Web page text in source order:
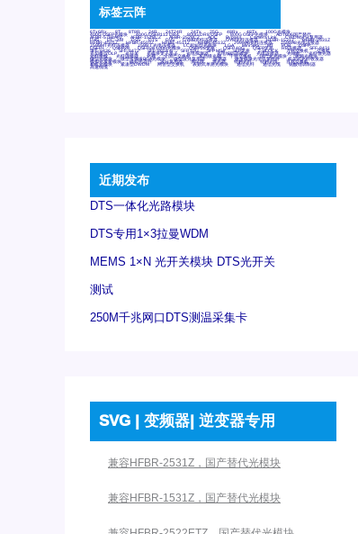
标签云阵
6Tx6Rx 8T 8T8R 24R 24T24R 24Tx 25G 48Rx 48Tx 100G光模块
400G OSFP光模块 400G QSFP112 DR4 800G DR8 OSFP 800G OSFP光模块 AD7606国产替代
AFBR-57B4APZ AFBR-1528CZ AFBR-2528CZ AOC Bypass Camera Link CWDM波分复用器
DAS DC~4M DSS DTS DVS GYMB光纤连接器 GYM光纤连接器 HFBR-1531Z HFBR-2531Z
HFBR-4501Z HFBR-4503Z HFBR-4511Z HFBR-4513Z J599A6光纤连接器 J599A8光电连接器
J599MT光纤连接器 J599Ⅰ光电连接器 LC超短型光模块 LGA Mini SAS MT POB QSFP
QSFP+ QSFP28 QSFP28 100G光模块 QSFP28笼座 QSFP 40G QSFP笼座 RP连接器 SFF-8431
SFF-8436 SFF-8472 SFF-8654 4i SFP 10G SFP MSA SFP笼座 Z-BLOCK 万兆交换机 交换机
光切换仪OLP 光开关 光模块笼子座子 光电探测器 光电编码器模块 光电连接器 光端机 光纤激光器
光纤跳线 光纤连接器 光耦 全国产交换机 军品级光耦 千兆交换机 国产化光模块 射频光模块
微型光模块 微型可插拔BGA光模块 微型波分复用器 探测器 收发模块光学引擎组件 机架式光纤收发器
模拟光发射模块 模拟光器件 波分复用器 测试版 激光器 特种光纤 特种光缆 百兆交换机
相机光模块 紧凑型DWDM 网管型交换机 表贴式单路光模块 通信光纤 通信光缆 铌酸锂调制器
高速线缆
近期发布
DTS一体化光路模块
DTS专用1×3拉曼WDM
MEMS 1×N 光开关模块 DTS光开关
测试
250M千兆网口DTS测温采集卡
SVG | 变频器| 逆变器专用
兼容HFBR-2531Z，国产替代光模块
兼容HFBR-1531Z，国产替代光模块